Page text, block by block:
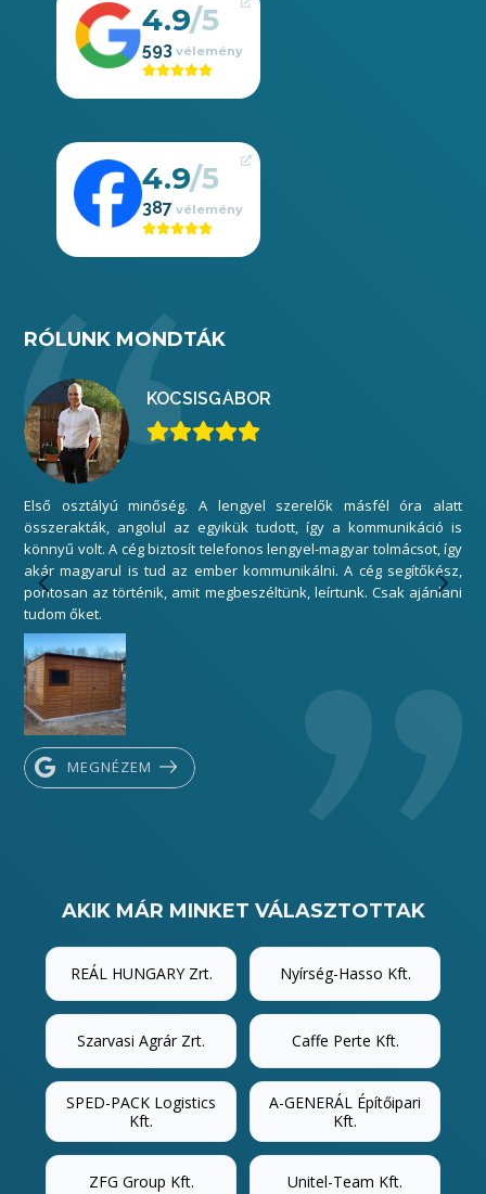
4.9
593
4.9
387
RÓLUNK MONDTÁK
KOCSISGÁBOR
Első osztályú minőség. A lengyel szerelők másfél óra alatt
összerakták, angolul az egyikük tudott, így a kommunikáció is
könnyű volt. A cég biztosít telefonos lengyel-magyar tolmácsot, így
akár magyarul is tud az ember kommunikálni. A cég segítőkész,
pontosan az történik, amit megbeszéltünk, leírtunk. Csak ajánlani
tudom őket.
MEGNÉZEM
AKIK MÁR MINKET VÁLASZTOTTAK
REÁL HUNGARY Zrt. Nyírség-Hasso Kft.
Szarvasi Agrár Zrt. Caffe Perte Kft.
SPED-PACK Logistics
Kft.
A-GENERÁL Építőipari
Kft.
ZFG Group Kft. Unitel-Team Kft.